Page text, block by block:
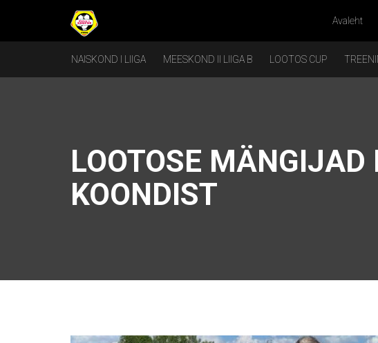
Avaleht
NAISKOND I LIIGA MEESKOND II LIIGA B LOOTOS CUP
LOOTOSE MÄNGIJAD
KOONDIST